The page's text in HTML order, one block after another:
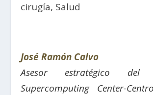
cirugía, Salud
José Ramón Calvo
Asesor estratégico del
Supercomputing Center-